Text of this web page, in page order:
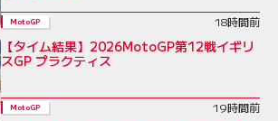
MotoGP 18時間前
【タイム結果】2026MotoGP第12戦イギリ
スGP プラクティス
MotoGP 19時間前